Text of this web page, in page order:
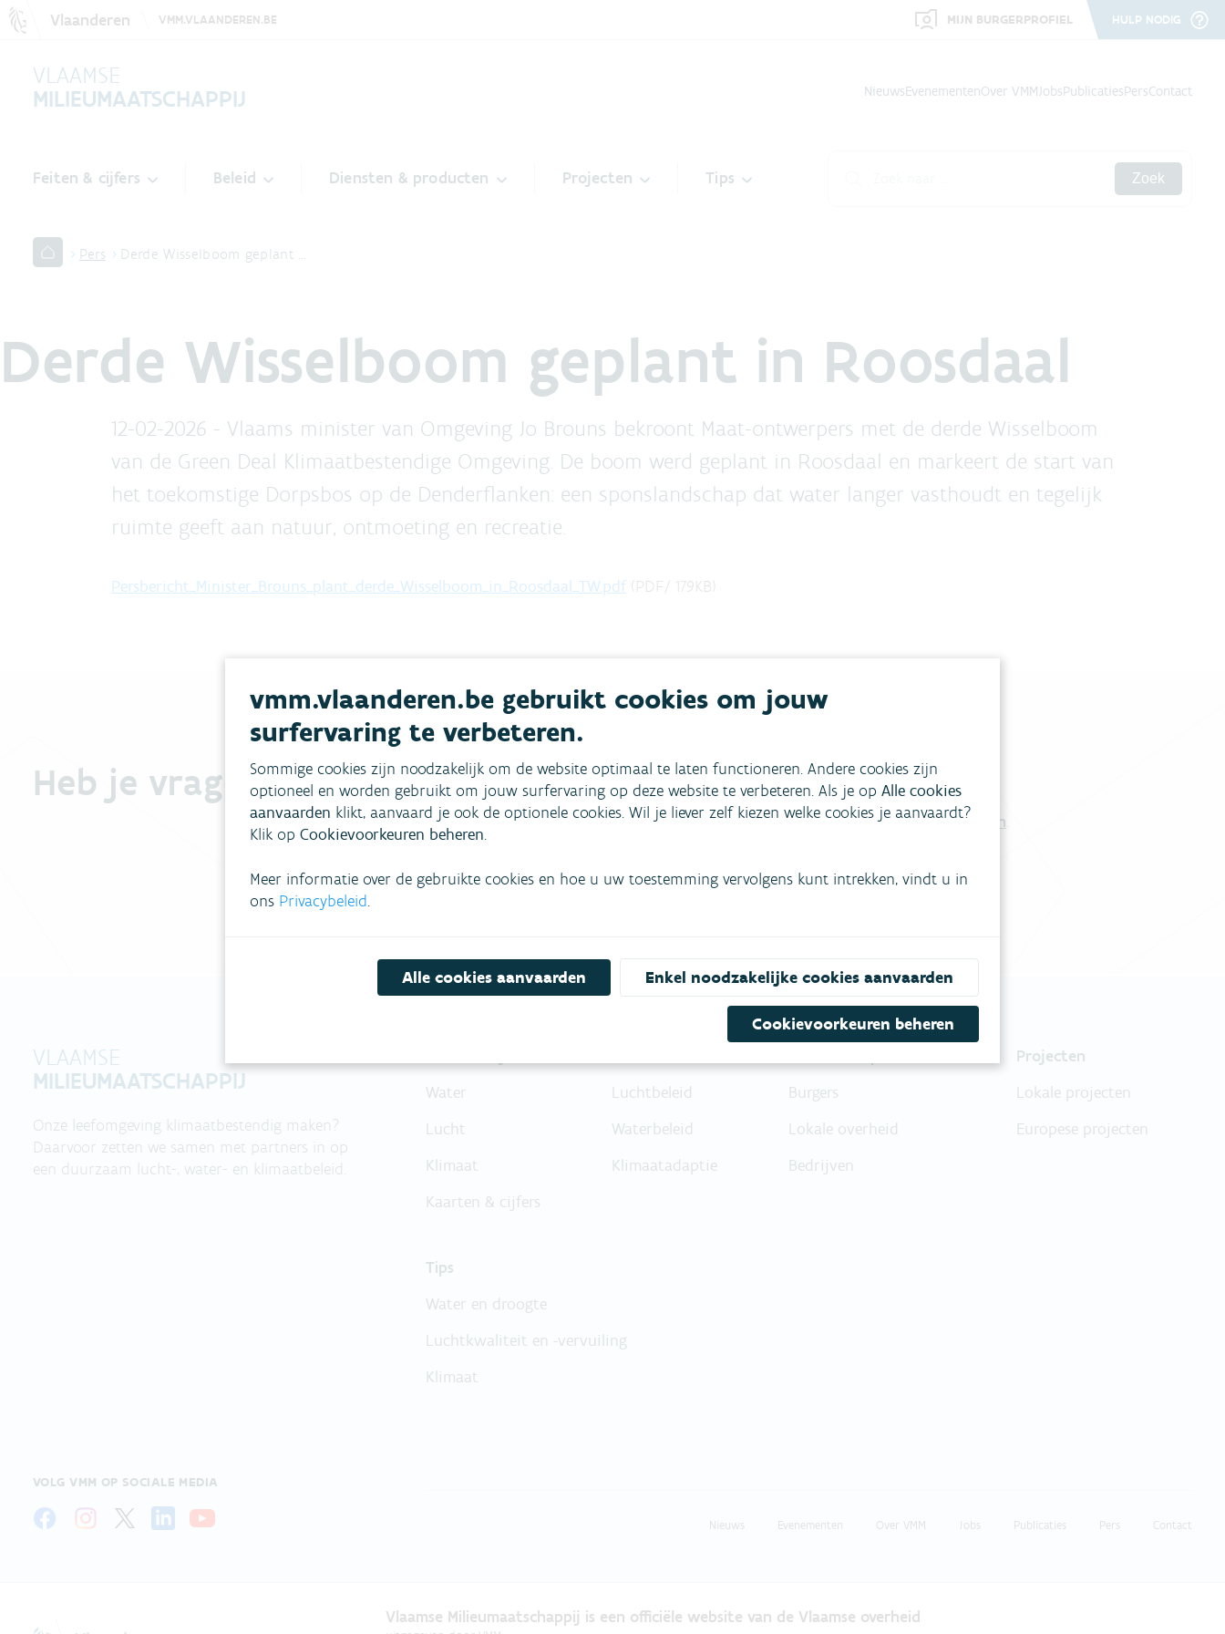
Vlaanderen VMM.VLAANDEREN.BE MIJN BURGERPROFIEL HULP NODIG
VLAAMSE
MILIEUMAATSCHAPPIJ
NieuwsEvenementenOver VMMJobsPublicatiesPersContact
Feiten & cijfers Beleid Diensten & producten Projecten Tips Zoek
Pers Derde Wisselboom geplant …
Derde Wisselboom geplant in Roosdaal
12-02-2026 - Vlaams minister van Omgeving Jo Brouns bekroont Maat-ontwerpers met de derde Wisselboom
van de Green Deal Klimaatbestendige Omgeving. De boom werd geplant in Roosdaal en markeert de start van
het toekomstige Dorpsbos op de Denderflanken: een sponslandschap dat water langer vasthoudt en tegelijk
ruimte geeft aan natuur, ontmoeting en recreatie.
Persbericht_Minister_Brouns_plant_derde_Wisselboom_in_Roosdaal_TW.pdf (PDF / 179KB)
Heb je vragen? Bekijk het overzicht van meestgestelde vragen.
Niet gevonden wat je zocht? Vul ons contactformulier in.
VLAAMSE
MILIEUMAATSCHAPPIJ
Onze leefomgeving klimaatbestendig maken?
Daarvoor zetten we samen met partners in op
een duurzaam lucht-, water- en klimaatbeleid.
VOLG VMM OP SOCIALE MEDIA
Water
Lucht
Klimaat
Kaarten & cijfers
Luchtbeleid
Waterbeleid
Klimaatadaptie
Burgers
Lokale overheid
Bedrijven
Projecten
Lokale projecten
Europese projecten
Tips
Water en droogte
Luchtkwaliteit en -vervuiling
Klimaat
Nieuws Evenementen Over VMM Jobs Publicaties Pers Contact
Vlaamse Milieumaatschappij is een officiële website van de Vlaamse overheid
vmm.vlaanderen.be gebruikt cookies om jouw
surfervaring te verbeteren.
Sommige cookies zijn noodzakelijk om de website optimaal te laten functioneren. Andere cookies zijn
optioneel en worden gebruikt om jouw surfervaring op deze website te verbeteren. Als je op Alle cookies
aanvaarden klikt, aanvaard je ook de optionele cookies. Wil je liever zelf kiezen welke cookies je aanvaardt?
Klik op Cookievoorkeuren beheren.
Meer informatie over de gebruikte cookies en hoe u uw toestemming vervolgens kunt intrekken, vindt u in
ons Privacybeleid.
Alle cookies aanvaarden Enkel noodzakelijke cookies aanvaarden
Cookievoorkeuren beheren